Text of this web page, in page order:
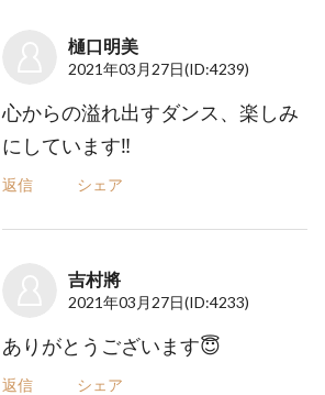
樋口明美
2021年03月27日(ID:4239)
心からの溢れ出すダンス、楽しみ
にしています‼️
返信 シェア
吉村將
2021年03月27日(ID:4233)
ありがとうございます😇
返信 シェア